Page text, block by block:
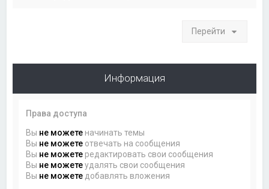
Перейти
Информация
Права доступа
Вы не можете начинать темы
Вы не можете отвечать на сообщения
Вы не можете редактировать свои сообщения
Вы не можетеудалять свои сообщения
Вы не можете добавлять вложения